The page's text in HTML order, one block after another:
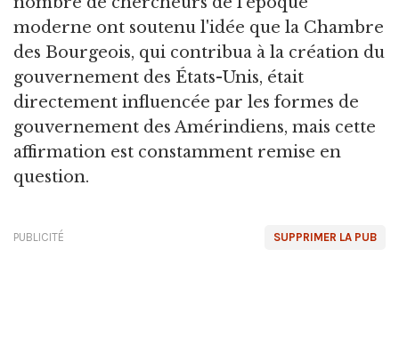
moderne ont soutenu l'idée que la Chambre
des Bourgeois, qui contribua à la création du
gouvernement des États-Unis, était
directement influencée par les formes de
gouvernement des Amérindiens, mais cette
affirmation est constamment remise en
question.
SUPPRIMER LA PUB
PUBLICITÉ